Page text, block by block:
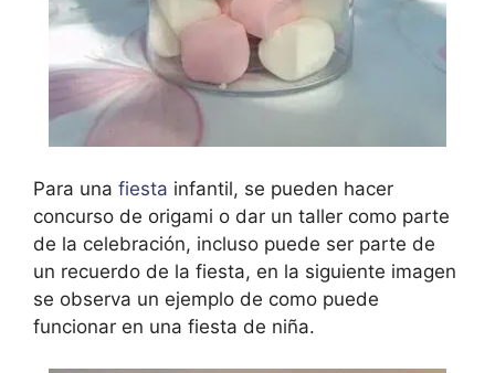
Para una fiesta infantil, se pueden hacer
concurso de origami o dar un taller como parte
de la celebración, incluso puede ser parte de
un recuerdo de la fiesta, en la siguiente imagen
se observa un ejemplo de como puede
funcionar en una fiesta de niña.